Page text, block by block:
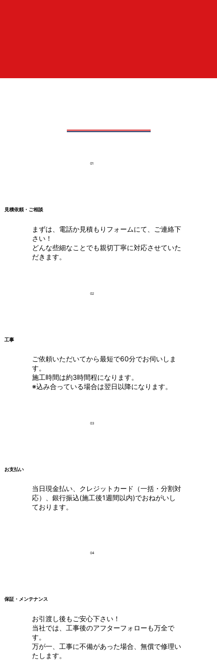
01
まずは、電話か見積もりフォームにて、ご連絡下
さい！
どんな些細なことでも親切丁寧に対応させていた
だきます。
見積依頼・ご相談
02
ご依頼いただいてから最短で60分でお伺いしま
す。
施工時間は約3時間程になります。
※込み合っている場合は翌日以降になります。
工事
03
当日現金払い、クレジットカード（一括・分割対
応）、銀行振込(施工後1週間以内)でおねがいし
ております。
お支払い
04
お引渡し後もご安心下さい！
当社では、工事後のアフターフォローも万全で
す。
万が一、工事に不備があった場合、無償で修理い
たします。
保証・メンテナンス